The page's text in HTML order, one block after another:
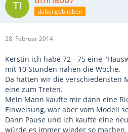
dabei geblieben
28. Februar 2014
Kerstin ich habe 72 - 75 eine
mit 10 Stunden nähen die Woche.
Da hatten wir die verschiedensten
eine zum Treten.
Mein Mann kaufte mir dann eine
Einweisung, war aber vom Modell
Dann Pause und ich kaufte eine
würde es immer wieder so machen.